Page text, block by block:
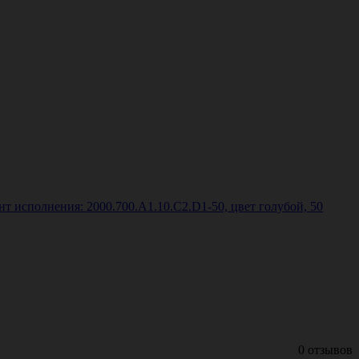
исполнения: 2000.700.A1.10.C2.D1-50, цвет голубой, 50
0 отзывов